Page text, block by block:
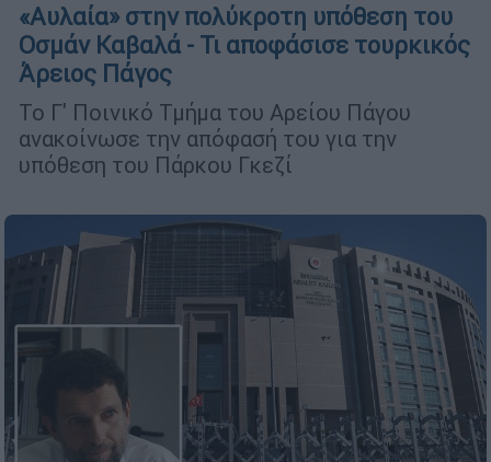
«Αυλαία» στην πολύκροτη υπόθεση του
Οσμάν Καβαλά - Τι αποφάσισε τουρκικός
Άρειος Πάγος
Το Γ' Ποινικό Τμήμα του Αρείου Πάγου
ανακοίνωσε την απόφασή του για την
υπόθεση του Πάρκου Γκεζί